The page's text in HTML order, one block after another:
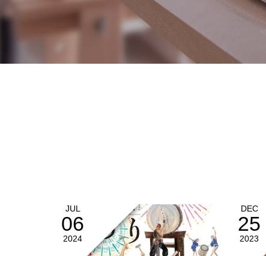
JUL
06
2024
DEC
25
2023